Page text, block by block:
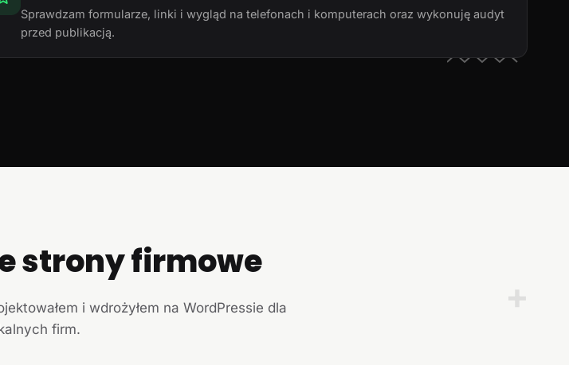
Sprawdzam formularze, linki i wygląd na telefonach i komputerach oraz wykonuję audyt
przed publikacją.
+
strony firmowe
i wdrożyłem na WordPressie dla
firm.